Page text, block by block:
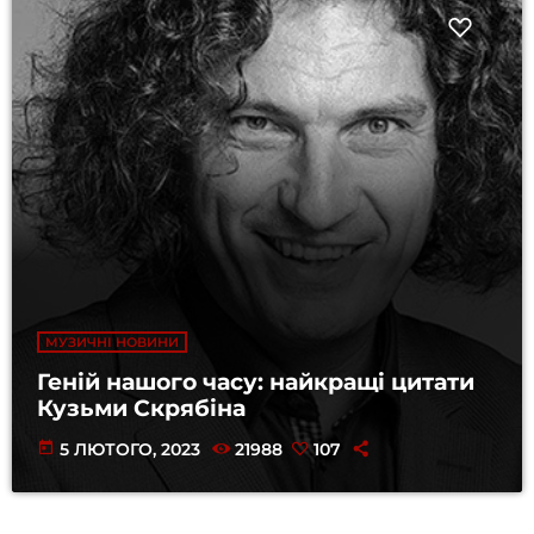
МУЗИЧНІ НОВИНИ
Геній нашого часу: найкращі цитати
Кузьми Скрябіна
today 5 ЛЮТОГО, 2023 21988 107